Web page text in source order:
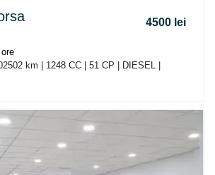
4500 lei
km | 1248 CC | 51 CP | DIESEL |